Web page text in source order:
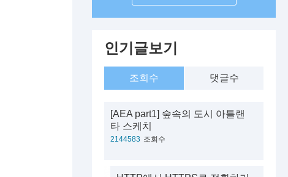
인기글보기
조회수 댓글수
[AEA part1] 숲속의 도시 아틀랜
타 스케치
2144583 조회수